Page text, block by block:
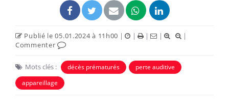
Publié le 05.01.2024 à 11h00 | | | |
|
Commenter
Mots clés : décès prématurés
perte auditive
appareillage